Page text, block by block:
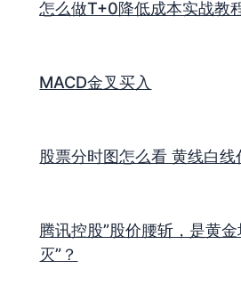
怎么做T+0降低成本实战教
MACD金叉买入
股票分时图怎么看 黄线白线
腾讯控股”股价腰斩，是黄
灭”？